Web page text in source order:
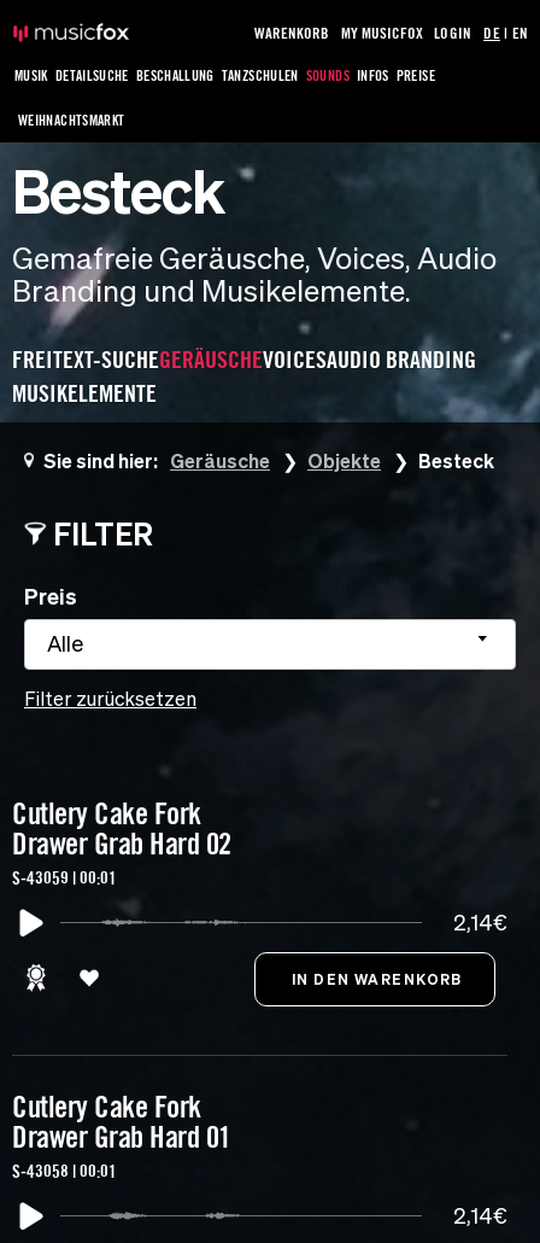
MUSIK DETAILSUCHE BESCHALLUNG TANZSCHULEN SOUNDS INFOS PREISE
WEIHNACHTSMARKT
WARENKORB MY MUSICFOX LOGIN DE| EN
Besteck
Gemafreie Geräusche, Voices, Audio
Branding und Musikelemente.
FREITEXT-SUCHEGERÄUSCHEVOICESAUDIO BRANDING
MUSIKELEMENTE
Sie sind hier: Geräusche Objekte Besteck
FILTER
Preis
Alle
Filter zurücksetzen
Cutlery Cake Fork
Drawer Grab Hard 02
S-43059 | 00:01
2,14€
Cutlery Cake Fork
Drawer Grab Hard 01
S-43058 | 00:01
2,14€